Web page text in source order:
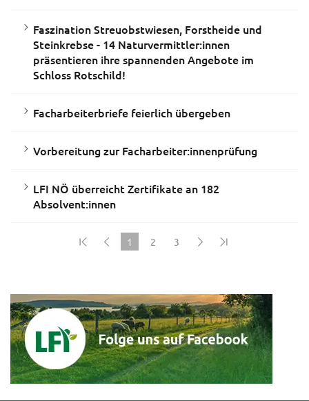
Faszination Streuobstwiesen, Forstheide und
Steinkrebse - 14 Naturvermittler:innen
präsentieren ihre spannenden Angebote im
Schloss Rotschild!
Facharbeiterbriefe feierlich übergeben
Vorbereitung zur Facharbeiter:innenprüfung
LFI NÖ überreicht Zertifikate an 182
Absolvent:innen
1
2 3